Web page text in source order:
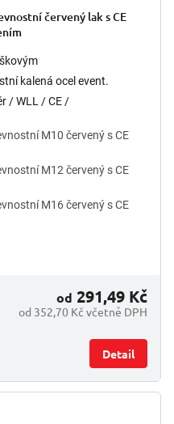
červený lak s CE
kalená ocel event.
/ WLL / CE /
M10 červený s CE
M12 červený s CE
M16 červený s CE
od 352,70 Kč včetně DPH
od 291,49 Kč
Detail